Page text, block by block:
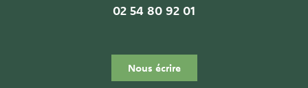
02 54 80 92 01
Nous écrire